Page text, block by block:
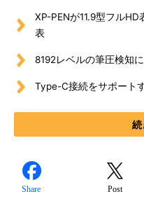
XP-PENが11.9型フル
表
8192レベルの筆圧検知
Type-C接続をサポート
続
Share Post